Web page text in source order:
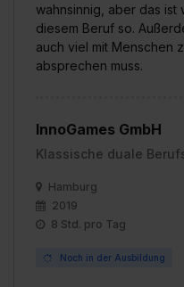
wahnsinnig, aber das ist
diesem Beruf so.
auch viel mit Menschen
absprechen muss.
InnoGames GmbH
Klassische duale
Hamburg
2019
8 Std. pro Tag
Noch in der Ausbildung